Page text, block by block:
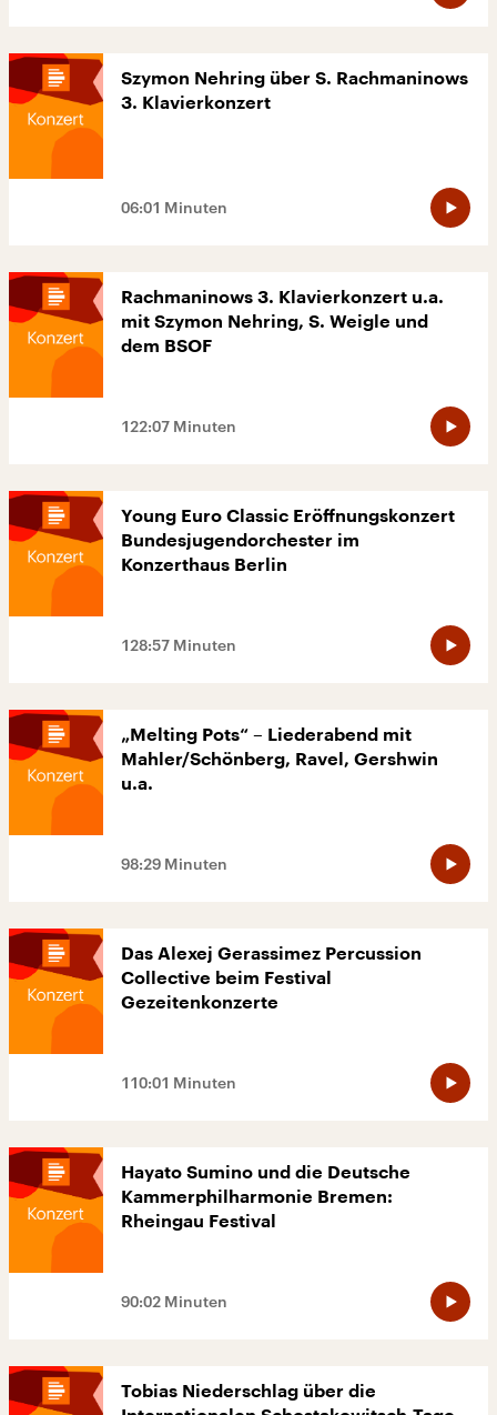
Szymon Nehring über S. Rachmaninows
3. Klavierkonzert
06:01 Minuten
Rachmaninows 3. Klavierkonzert u.a.
mit Szymon Nehring, S. Weigle und
dem BSOF
122:07 Minuten
Young Euro Classic Eröffnungskonzert
Bundesjugendorchester im
Konzerthaus Berlin
128:57 Minuten
„Melting Pots“ – Liederabend mit
Mahler/Schönberg, Ravel, Gershwin
u.a.
98:29 Minuten
Das Alexej Gerassimez Percussion
Collective beim Festival
Gezeitenkonzerte
110:01 Minuten
Hayato Sumino und die Deutsche
Kammerphilharmonie Bremen:
Rheingau Festival
90:02 Minuten
Tobias Niederschlag über die